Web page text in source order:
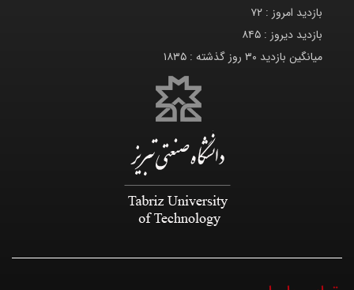
بازدید امروز : ۷۲
بازدید دیروز : ۸۴۵
میانگین بازدید ۳۰ روز گذشته :
۱۸۳۵